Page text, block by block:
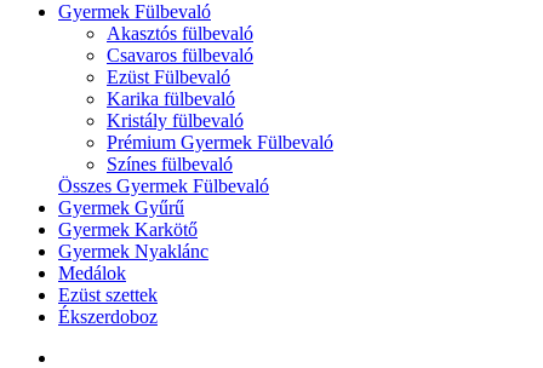
Gyermek Fülbevaló
Akasztós fülbevaló
Csavaros fülbevaló
Ezüst Fülbevaló
Karika fülbevaló
Kristály fülbevaló
Prémium Gyermek Fülbevaló
Színes fülbevaló
Összes Gyermek Fülbevaló
Gyermek Gyűrű
Gyermek Karkötő
Gyermek Nyaklánc
Medálok
Ezüst szettek
Ékszerdoboz